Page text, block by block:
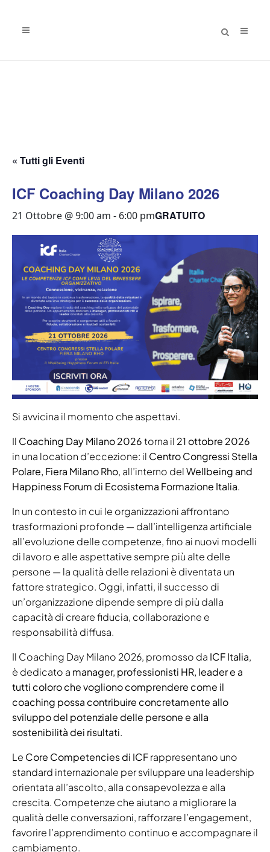
« Tutti gli Eventi
ICF Coaching Day Milano 2026
21 Ottobre @ 9:00 am - 6:00 pmGRATUITO
Si avvicina il momento che aspettavi.
Il Coaching Day Milano 2026torna il 21 ottobre 2026
in una location d’eccezione: il Centro Congressi Stella
Polare, Fiera Milano Rho, all’interno delWellbeing and
Happiness Forum di Ecosistema Formazione Italia.
In un contesto in cui le organizzazioni affrontano
trasformazioni profonde — dall’intelligenza artificiale
all’evoluzione delle competenze, fino ai nuovi modelli
di lavoro e alle aspettative sempre più alte delle
persone — la qualità delle relazioni è diventata un
fattore strategico. Oggi, infatti, il successo di
un’organizzazione dipende sempre di più dalla
capacità di creare fiducia, collaborazione e
responsabilità diffusa.
Il Coaching Day Milano 2026, promosso da ICF Italia,
è dedicato a manager, professionisti HR, leader e a
tutti coloro che vogliono comprendere come il
coaching possa contribuire concretamente allo
sviluppo del potenziale delle persone e alla
sostenibilità dei risultati.
Le Core Competencies di ICFrappresentano uno
standard internazionale per sviluppare una leadership
orientata all’ascolto, alla consapevolezza e alla
crescita. Competenze che aiutano a migliorare la
qualità delle conversazioni, rafforzare l’engagement,
favorire l’apprendimento continuo e accompagnare il
cambiamento.